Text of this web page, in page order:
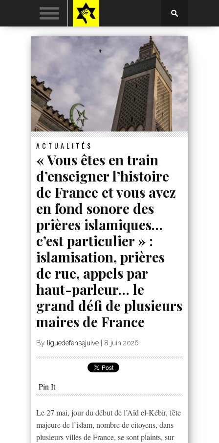
ACTUALITÉS
« Vous êtes en train
d’enseigner l’histoire
de France et vous avez
en fond sonore des
prières islamiques…
c’est particulier » :
islamisation, prières
de rue, appels par
haut-parleur… le
grand défi de plusieurs
maires de France
By liguedefensejuive 8 juin 2026
Pin It
Le 27 mai, jour du début de l’Aïd el-Kébir, fête
majeure de l’islam, nombre de citoyens, dans
plusieurs villes de France, se sont plaints, sur